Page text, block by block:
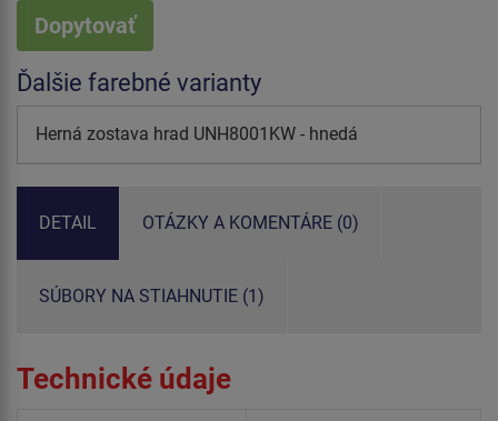
Dopytovať
Ďalšie farebné varianty
Herná zostava hrad UNH8001KW - hnedá
DETAIL OTÁZKY A KOMENTÁRE (0)
SÚBORY NA STIAHNUTIE (1)
Technické údaje